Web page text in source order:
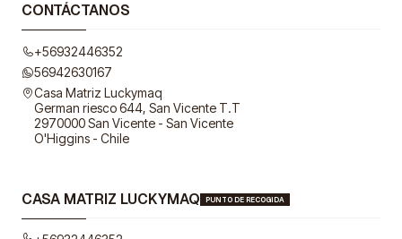
CONTÁCTANOS
+56932446352
56942630167
Casa Matriz Luckymaq
German riesco 644, San Vicente T.T
2970000 San Vicente - San Vicente
O'Higgins - Chile
CASA MATRIZ LUCKYMAQ PUNTO DE RECOGIDA